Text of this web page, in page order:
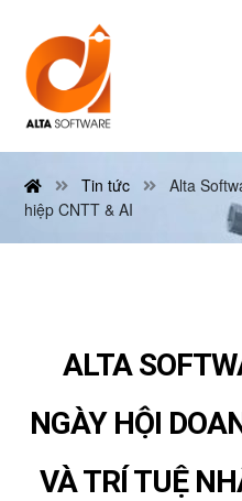
Tin tức
Alta
hiệp CNTT & AI
ALTA
NGÀY HỘI
VÀ TRÍ TUỆ